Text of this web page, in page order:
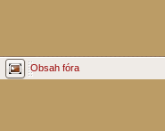
Obsah fóra